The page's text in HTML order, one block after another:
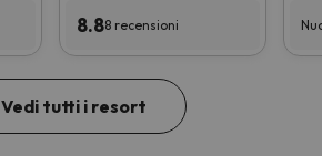
8.88 recensioni
Vedi tutti i resort